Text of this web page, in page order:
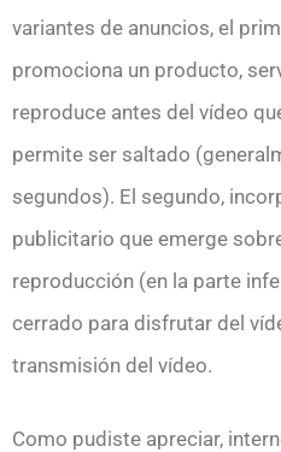
variantes de anuncios, el
promociona un producto,
reproduce antes del vídeo
permite ser saltado
segundos). El segundo,
publicitario que emerge
reproducción (en la parte
cerrado para disfrutar del
transmisión del vídeo.
Como pudiste apreciar,